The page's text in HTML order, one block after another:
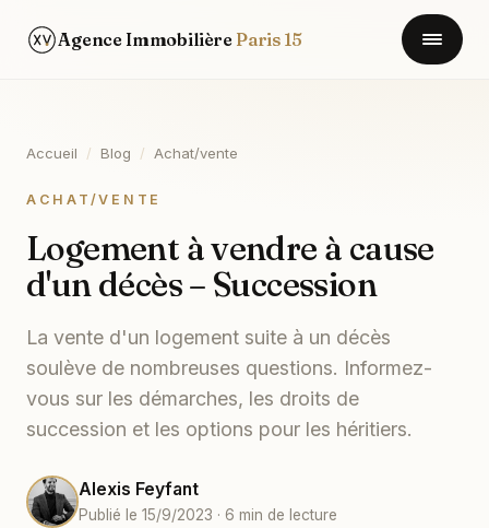
Agence Immobilière Paris 15
Accueil / Blog / Achat/vente
ACHAT/VENTE
Logement à vendre à cause
d'un décès – Succession
La vente d'un logement suite à un décès
soulève de nombreuses questions. Informez-
vous sur les démarches, les droits de
succession et les options pour les héritiers.
Alexis Feyfant
Publié le 15/9/2023 · 6 min de lecture